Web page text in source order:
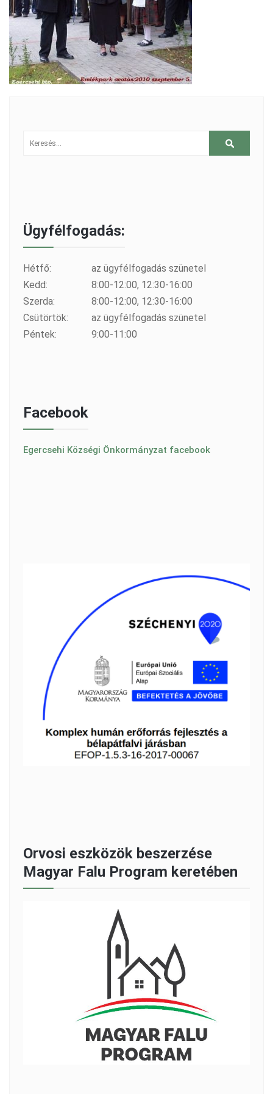
Ügyfélfogadás:
Hétfő:
az ügyfélfogadás szünetel
Kedd:
8:00-12:00, 12:30-16:00
Szerda:
8:00-12:00, 12:30-16:00
Csütörtök:
az ügyfélfogadás szünetel
Péntek:
9:00-11:00
Facebook
Egercsehi Községi Önkormányzat facebook
Orvosi eszközök beszerzése
Magyar Falu Program keretében